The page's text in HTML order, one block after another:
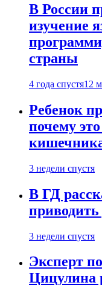
В России
изучение
страны
4 года спустя12
Ребенок
почему
3 недели спустя
В ГД
приводить
3 недели спустя
Эксперт
Цицулина